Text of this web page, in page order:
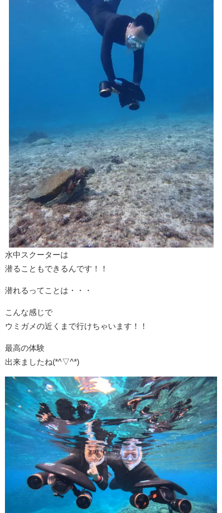
水中スクーターは
潜ることもできるんです！！
潜れるってことは・・・
こんな感じで
ウミガメの近くまで行けちゃいます！！
最高の体験
出来ましたね(*^▽^*)